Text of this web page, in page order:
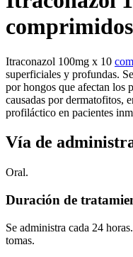
comprimidos
Itraconazol 100mg x 10
superficiales y profundas.
por hongos que afectan los
causadas por dermatofitos,
profiláctico en pacientes
Vía de
Oral.
Duración de
Se administra cada 24
tomas.